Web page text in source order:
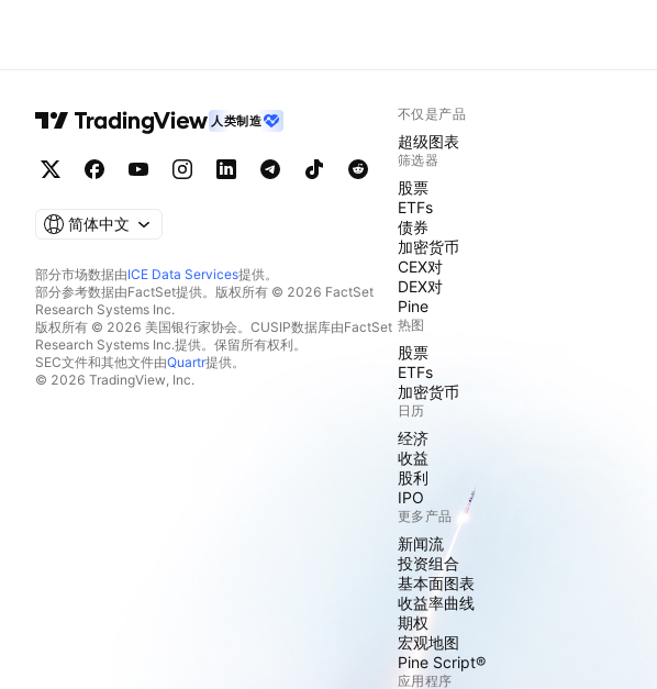
人类制造
简体中文
部分市场数据由ICE Data Services提供。
部分参考数据由FactSet提供。版权所有 © 2026 FactSet
Research Systems Inc.
版权所有 © 2026 美国银行家协会。CUSIP数据库由FactSet
Research Systems Inc.提供。保留所有权利。
SEC文件和其他文件由Quartr提供。
© 2026 TradingView, Inc.
不仅是产品
超级图表
筛选器
股票
ETFs
债券
加密货币
CEX对
DEX对
Pine
热图
股票
ETFs
加密货币
日历
经济
收益
股利
IPO
更多产品
新闻流
投资组合
基本面图表
收益率曲线
期权
宏观地图
Pine Script®
应用程序